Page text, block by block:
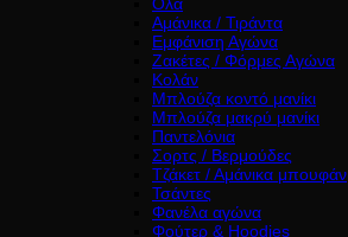
Όλα
Αμάνικα / Τιράντα
Εμφάνιση Αγώνα
Ζακέτες / Φόρμες Αγώνα
Κολάν
Μπλούζα κοντό μανίκι
Μπλούζα μακρύ μανίκι
Παντελόνια
Σορτς / Βερμούδες
Τζάκετ / Αμάνικα μπουφάν
Τσάντες
Φανέλα αγώνα
Φούτερ & Hoodies